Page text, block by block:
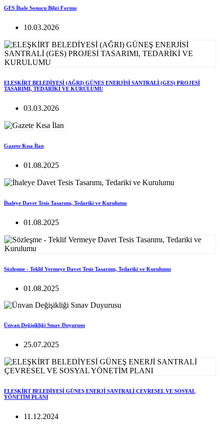
GES İhale Sonucu Bilgi Formu
10.03.2026
ELEŞKİRT BELEDİYESİ (AĞRI) GÜNEŞ ENERJİSİ SANTRALİ (GES) PROJESİ
TASARIMI, TEDARİKİ VE KURULUMU
03.03.2026
Gazete Kısa İlan
01.08.2025
İhaleye Davet Tesis Tasarımı, Tedariki ve Kurulumu
01.08.2025
Sözleşme - Teklif Vermeye Davet Tesis Tasarımı, Tedariki ve Kurulumu
01.08.2025
Ünvan Değişikliği Sınav Duyurusu
25.07.2025
ELEŞKİRT BELEDİYESİ GÜNEŞ ENERJİ SANTRALİ ÇEVRESEL VE SOSYAL
YÖNETİM PLANI
11.12.2024